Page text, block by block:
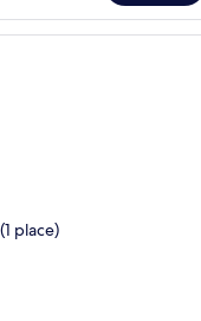
chambre d’hôtel
place)